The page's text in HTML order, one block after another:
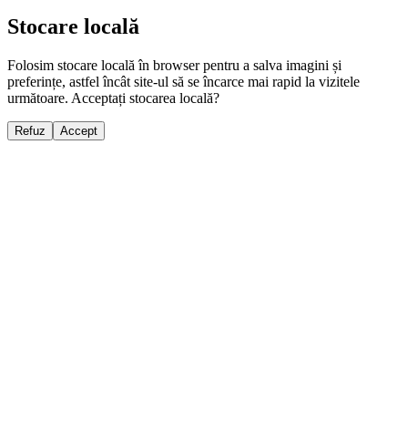
Stocare locală
Folosim stocare locală în browser pentru a salva imagini și
preferințe, astfel încât site-ul să se încarce mai rapid la vizitele
următoare. Acceptați stocarea locală?
Refuz Accept